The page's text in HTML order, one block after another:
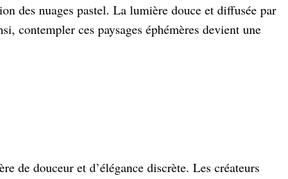
des nuages pastel. La lumière douce et diffusée par
contempler ces paysages éphémères devient une
de douceur et d’élégance discrète. Les créateurs